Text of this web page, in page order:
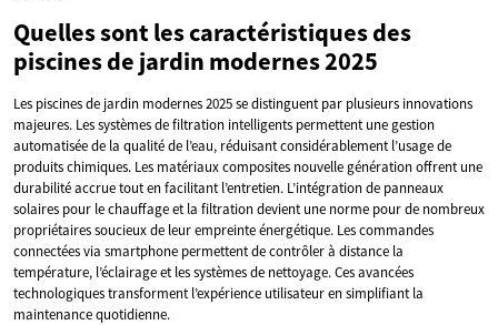
Quelles sont les caractéristiques des
piscines de jardin modernes 2025
Les piscines de jardin modernes 2025 se distinguent par plusieurs innovations
majeures. Les systèmes de filtration intelligents permettent une gestion
automatisée de la qualité de l’eau, réduisant considérablement l’usage de
produits chimiques. Les matériaux composites nouvelle génération offrent une
durabilité accrue tout en facilitant l’entretien. L’intégration de panneaux
solaires pour le chauffage et la filtration devient une norme pour de nombreux
propriétaires soucieux de leur empreinte énergétique. Les commandes
connectées via smartphone permettent de contrôler à distance la
température, l’éclairage et les systèmes de nettoyage. Ces avancées
technologiques transforment l’expérience utilisateur en simplifiant la
maintenance quotidienne.